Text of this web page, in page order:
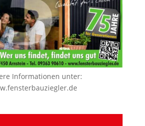
Informationen unter: